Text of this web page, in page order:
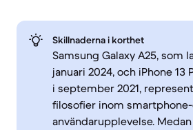
Skillnaderna i korthet
Samsung Galaxy A25, som
januari 2024, och iPhone 13
i september 2021,
filosofier inom
användarupplevelse.